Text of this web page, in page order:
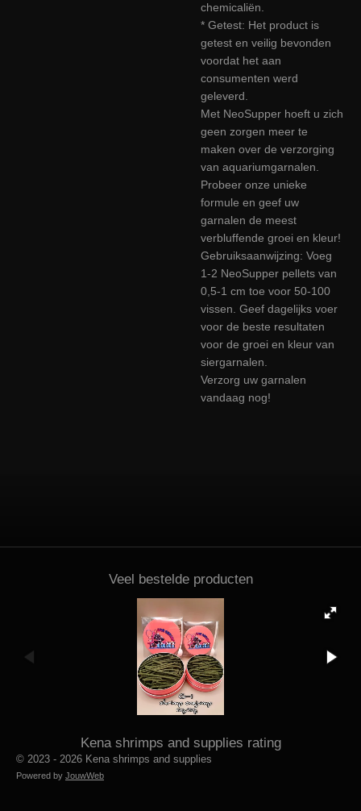
chemicaliën.
* Getest: Het product is
getest en veilig bevonden
voordat het aan
consumenten werd
geleverd.
Met NeoSupper hoeft u zich
geen zorgen meer te
maken over de verzorging
van aquariumgarnalen.
Probeer onze unieke
formule en geef uw
garnalen de meest
verbluffende groei en kleur!
Gebruiksaanwijzing: Voeg
1-2 NeoSupper pellets van
0,5-1 cm toe voor 50-100
vissen. Geef dagelijks voer
voor de beste resultaten
voor de groei en kleur van
siergarnalen.
Verzorg uw garnalen
vandaag nog!
Veel bestelde producten
Kena shrimps and supplies rating
© 2023 - 2026 Kena shrimps and supplies
Powered by JouwWeb